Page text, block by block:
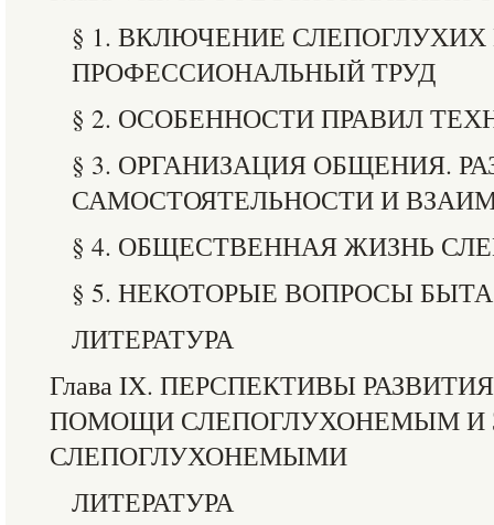
§ 1. ВКЛЮЧЕНИЕ СЛЕПОГЛУХИХ
ПРОФЕССИОНАЛЬНЫЙ ТРУД
§ 2. ОСОБЕННОСТИ ПРАВИЛ
§ 3. ОРГАНИЗАЦИЯ ОБЩЕНИЯ.
САМОСТОЯТЕЛЬНОСТИ И
§ 4. ОБЩЕСТВЕННАЯ ЖИЗНЬ
§ 5. НЕКОТОРЫЕ ВОПРОСЫ
ЛИТЕРАТУРА
Глава IX. ПЕРСПЕКТИВЫ
ПОМОЩИ СЛЕПОГЛУХОНЕМЫМ И
СЛЕПОГЛУХОНЕМЫМИ
ЛИТЕРАТУРА